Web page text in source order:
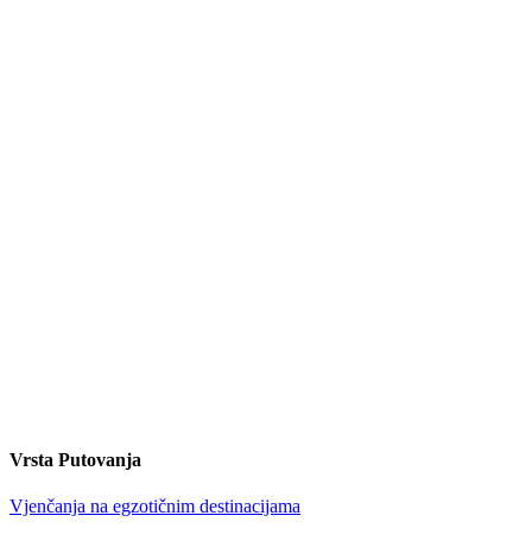
Vrsta Putovanja
Vjenčanja na egzotičnim destinacijama